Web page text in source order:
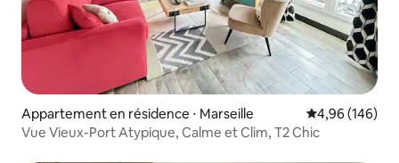
Appartement en résidence ⋅ Marseille Évaluation
4,96 (146)
Vue Vieux-Port Atypique, Calme et Clim, T2 Chic